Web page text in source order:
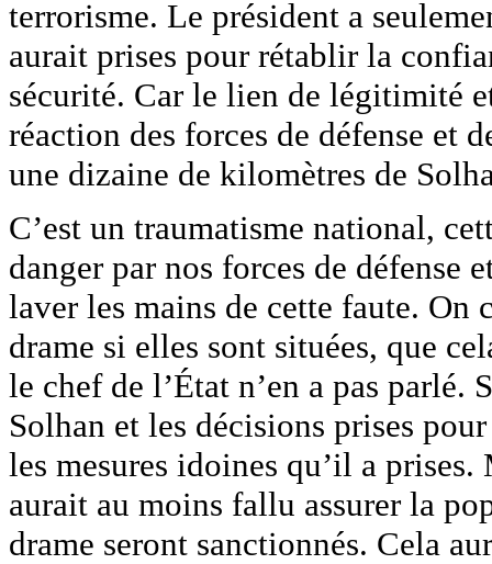
terrorisme. Le président a
aurait prises pour rétablir la
sécurité. Car le lien de légitimité
réaction des forces de défense et
une dizaine de kilomètres de
C’est un traumatisme national,
danger par nos forces de défense
laver les mains de cette faute. On
drame si elles sont situées, que
le chef de l’État n’en a pas parlé.
Solhan et les décisions prises
les mesures idoines qu’il a
aurait au moins fallu assurer la
drame seront sanctionnés. Cela